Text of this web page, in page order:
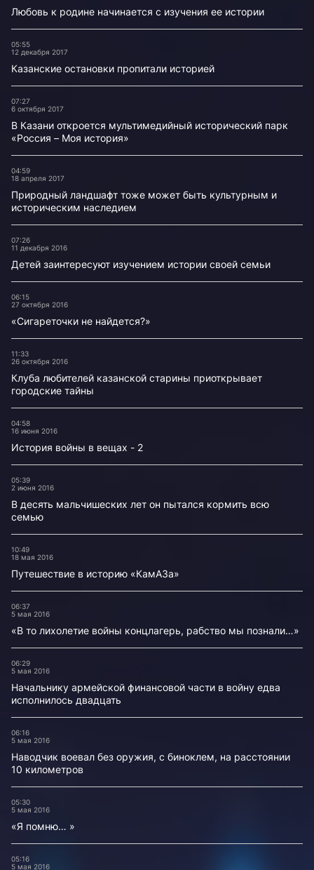
Любовь к родине начинается с изучения ее истории
05:55
12 декабря 2017
Казанские остановки пропитали историей
07:27
6 октября 2017
В Казани откроется мультимедийный исторический парк
«Россия – Моя история»
04:59
18 апреля 2017
Природный ландшафт тоже может быть культурным и
историческим наследием
07:26
11 декабря 2016
Детей заинтересуют изучением истории своей семьи
06:15
27 октября 2016
«Сигареточки не найдется?»
11:33
26 октября 2016
Клуба любителей казанской старины приоткрывает
городские тайны
04:58
16 июня 2016
История войны в вещах - 2
05:39
2 июня 2016
В десять мальчишеских лет он пытался кормить всю
семью
10:49
18 мая 2016
Путешествие в историю «КамАЗа»
06:37
5 мая 2016
«В то лихолетие войны концлагерь, рабство мы познали…»
06:29
5 мая 2016
Начальнику армейской финансовой части в войну едва
исполнилось двадцать
06:16
5 мая 2016
Наводчик воевал без оружия, с биноклем, на расстоянии
10 километров
05:30
5 мая 2016
«Я помню… »
05:16
5 мая 2016